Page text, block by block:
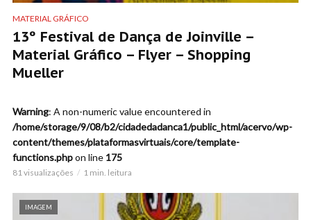
MATERIAL GRÁFICO
13º Festival de Dança de Joinville –
Material Gráfico – Flyer – Shopping
Mueller
Warning: A non-numeric value encountered in
/home/storage/9/08/b2/cidadedadanca1/public_html/acervo/wp-
content/themes/plataformasvirtuais/core/template-
functions.phpon line 175
81 visualizações 1 min. leitura
IMAGEM